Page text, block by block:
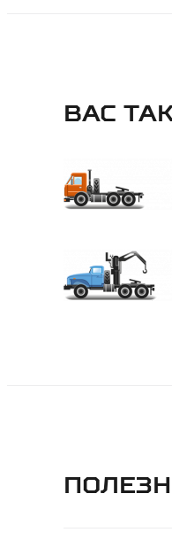
Вас